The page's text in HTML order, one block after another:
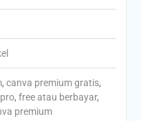
,canva premium gratis,
,free atau berbayar,
premium